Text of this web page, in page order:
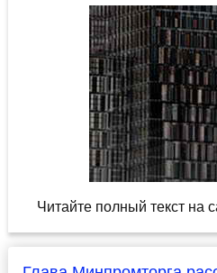
Читайте полный текст на